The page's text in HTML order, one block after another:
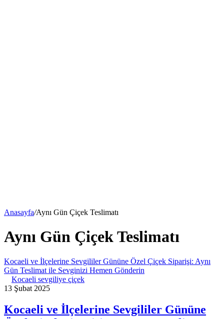
Anasayfa/Aynı Gün Çiçek Teslimatı
Aynı Gün Çiçek Teslimatı
Kocaeli ve İlçelerine Sevgililer Gününe Özel Çiçek Siparişi: Aynı
Gün Teslimat ile Sevginizi Hemen Gönderin
Kocaeli sevgiliye çiçek
13 Şubat 2025
Kocaeli ve İlçelerine Sevgililer Gününe